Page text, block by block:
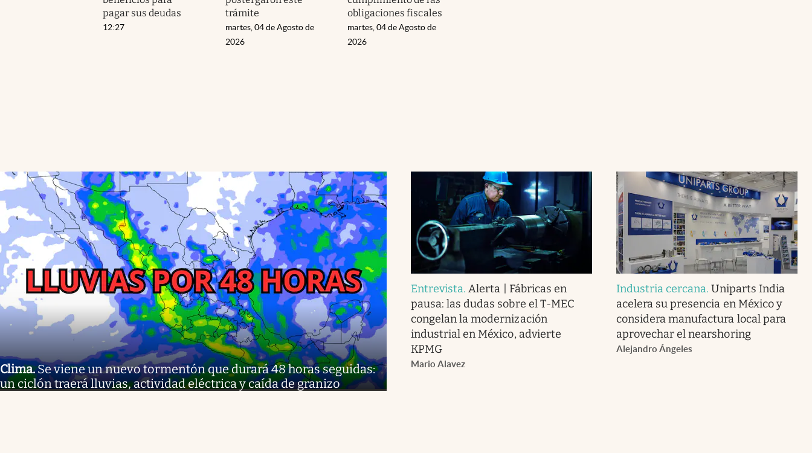
pagar sus deudas
12:27
trámite
martes, 04 de Agosto de
2026
obligaciones fiscales
martes, 04 de Agosto de
2026
Clima.Se viene un nuevo tormentón que durará 48 horas seguidas:
un ciclón traerá lluvias, actividad eléctrica y caída de granizo
Entrevista.Alerta | Fábricas en
pausa: las dudas sobre el T-MEC
congelan la modernización
industrial en México, advierte
KPMG
Mario Alavez
Industria cercana.Uniparts India
acelera su presencia en México y
considera manufactura local para
aprovechar el nearshoring
Alejandro Ángeles